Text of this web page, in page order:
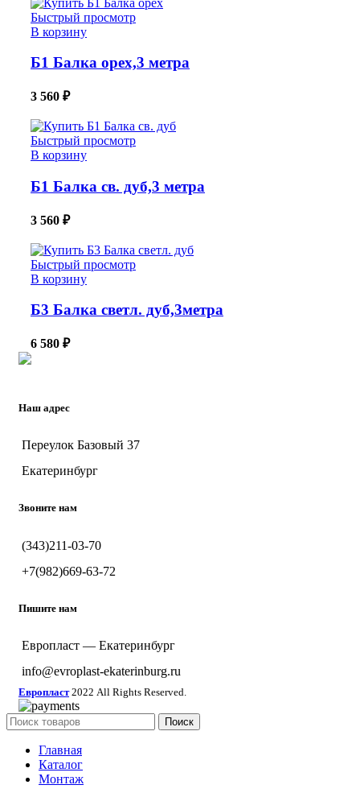
Быстрый просмотр
В корзину
Б1 Балка орех,3 метра
3 560 ₽
Быстрый просмотр
В корзину
Б1 Балка св. дуб,3 метра
3 560 ₽
Быстрый просмотр
В корзину
Б3 Балка светл. дуб,3метра
6 580 ₽
Наш адрес
Переулок Базовый 37
Екатеринбург
Звоните нам
(343)211-03-70
+7(982)669-63-72
Пишите нам
Европласт — Екатеринбург
info@evroplast-ekaterinburg.ru
Европласт 2022 All Rights Reserved.
Поиск
Главная
Каталог
Монтаж